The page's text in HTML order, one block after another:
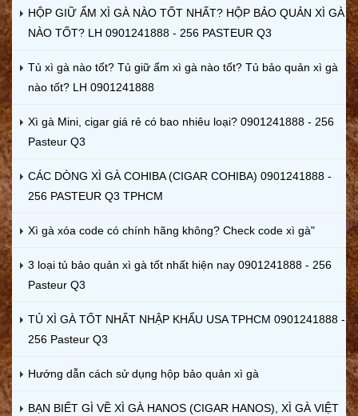
HỘP GIỮ ẨM XÌ GÀ NÀO TỐT NHẤT? HỘP BẢO QUẢN XÌ GÀ
NÀO TỐT? LH 0901241888 - 256 PASTEUR Q3
Tủ xì gà nào tốt? Tủ giữ ẩm xì gà nào tốt? Tủ bảo quản xì gà
nào tốt? LH 0901241888
Xì gà Mini, cigar giá rẻ có bao nhiêu loại? 0901241888 - 256
Pasteur Q3
CÁC DÒNG XÌ GÀ COHIBA (CIGAR COHIBA) 0901241888 -
256 PASTEUR Q3 TPHCM
Xì gà xóa code có chính hãng không? Check code xì gà"
3 loại tủ bảo quản xì gà tốt nhất hiện nay 0901241888 - 256
Pasteur Q3
TỦ XÌ GÀ TỐT NHẤT NHẬP KHẨU USA TPHCM 0901241888 -
256 Pasteur Q3
Hướng dẫn cách sử dụng hộp bảo quản xì gà
BẠN BIẾT GÌ VỀ XÌ GÀ HANOS (CIGAR HANOS), XÌ GÀ VIỆT